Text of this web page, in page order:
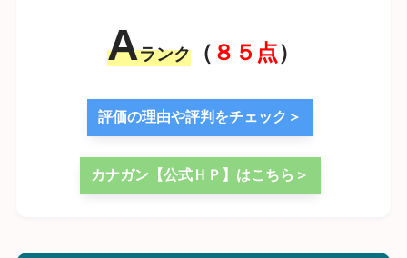
Aランク （ ８５点）
評価の理由や評判をチェック＞
カナガン【公式ＨＰ】はこちら＞